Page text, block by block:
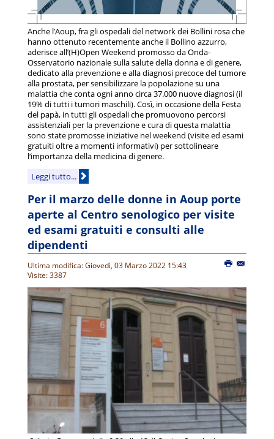
Anche l’Aoup, fra gli ospedali del network dei Bollini rosa che
hanno ottenuto recentemente anche il Bollino azzurro,
aderisce all’(H)Open Weekend promosso da Onda-
Osservatorio nazionale sulla salute della donna e di genere,
dedicato alla prevenzione e alla diagnosi precoce del tumore
alla prostata, per sensibilizzare la popolazione su una
malattia che conta ogni anno circa 37.000 nuove diagnosi (il
19% di tutti i tumori maschili). Così, in occasione della Festa
del papà, in tutti gli ospedali che promuovono percorsi
assistenziali per la prevenzione e cura di questa malattia
sono state promosse iniziative nel weekend (visite ed esami
gratuiti oltre a momenti informativi) per sottolineare
l‘importanza della medicina di genere.
Leggi tutto...
Per il marzo delle donne in Aoup porte
aperte al Centro senologico per visite
ed esami gratuiti e consulti alle
dipendenti
Ultima modifica: Giovedì, 03 Marzo 2022 15:43
Visite: 3387